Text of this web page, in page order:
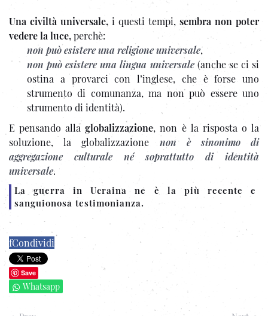
Una civiltà universale, i questi tempi, sembra non poter
vedere la luce,perchè:
non può esistere una religione universale,
non può esistere una lingua universale(anche se ci si
ostina a provarci con l’inglese, che è forse uno
strumento di comunanza, ma non può essere uno
strumento di identità).
E pensando allaglobalizzazione, non è la risposta o la
soluzione, la globalizzazione non è sinonimo di
aggregazione culturale né soprattutto di identità
universale.
La guerra in Ucraina ne è la più recente e
sanguionosa testimonianza.
fCondividi
Save
Whatsapp